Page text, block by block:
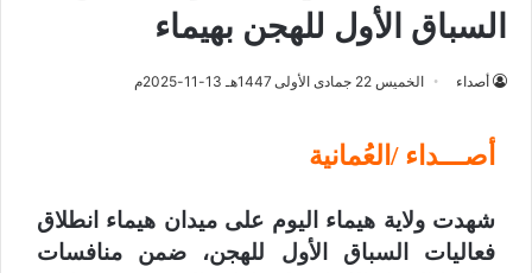
السباق الأول للهجن بهيماء
أصداء الخميس 22 جمادى الأولى 1447هـ 13-11-2025م
أصـــداء /العُمانية
شهدت ولاية هيماء اليوم على ميدان هيماء انطلاق
فعاليات السباق الأول للهجن، ضمن منافسات